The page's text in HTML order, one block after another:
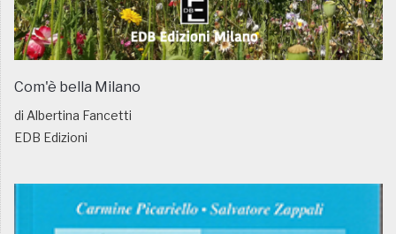
Com'è bella Milano
di Albertina Fancetti
EDB Edizioni